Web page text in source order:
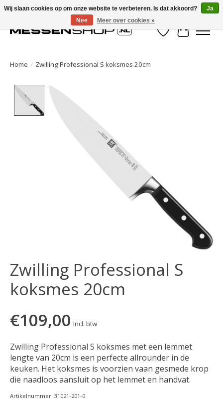
Verlanglijst
Home / Zwilling Professional S koksmes 20cm
Product image slideshow Items
Zwilling Professional S
koksmes 20cm
€109,00 Incl. btw
Zwilling Professional S koksmes met een lemmet
lengte van 20cm is een perfecte allrounder in de
keuken. Het koksmes is voorzien vaan gesmede krop
die naadloos aansluit op het lemmet en handvat.
Artikelnummer: 31021-201-0
Wij slaan cookies op om onze website te verbeteren. Is dat akkoord?
Ja
Nee
Meer over cookies »